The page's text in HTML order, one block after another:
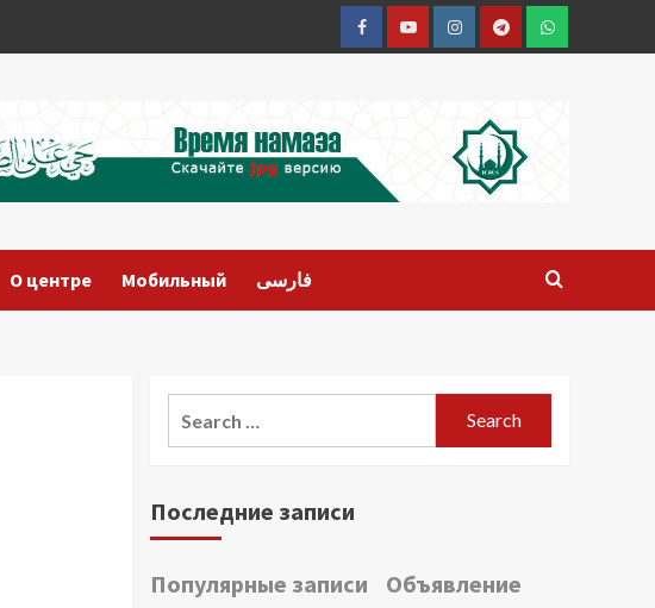
FacebookYoutubeInstagramTelegramWhatsapp
О центре Мобильный فارسی
Последние записи
Популярные записи Объявление